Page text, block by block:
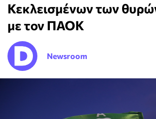
Κεκλεισμένων των
με τον ΠΑΟΚ
Newsroom